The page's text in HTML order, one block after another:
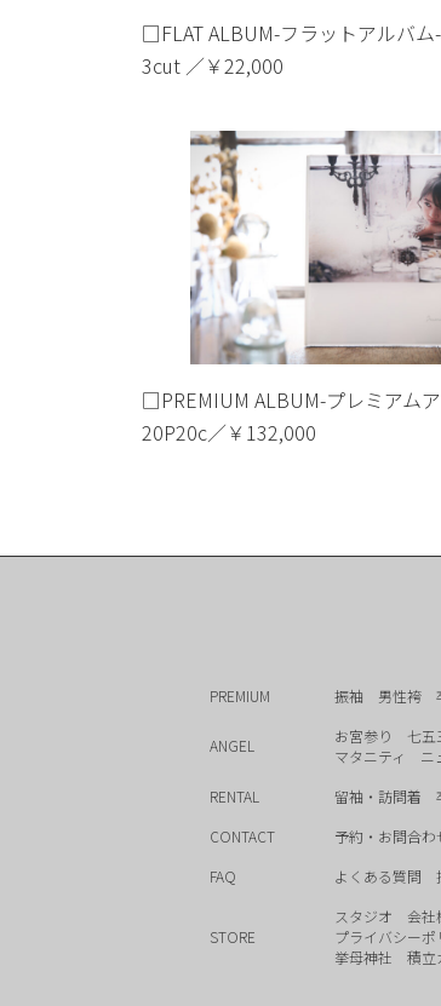
□FLAT ALBUM-フラットアルバム-
3cut ／￥22,000
□PREMIUM ALBUM-プレミアム
20P20c／￥132,000
PREMIUM 振袖 男性袴
ANGEL お宮参り 七五
マタニティ
ニ
RENTAL
留袖・訪問着
CONTACT
予約・お問合わ
FAQ
よくある質問
STORE
スタジオ 会社
プライバシーポ
挙母神社
積立